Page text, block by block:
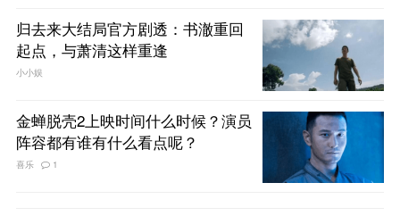
归去来大结局官方剧透：书澈重回
起点，与萧清这样重逢
小小娱
金蝉脱壳2上映时间什么时候？演员
阵容都有谁有什么看点呢？
喜乐 1